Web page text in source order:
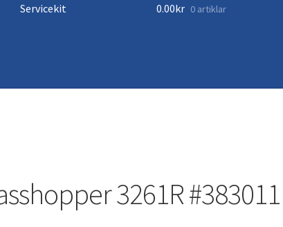
Servicekit 0.00kr 0 artiklar
3261R #383011